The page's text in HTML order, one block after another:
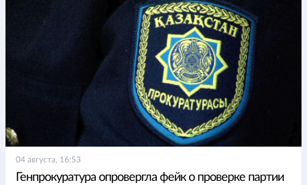
04 августа, 16:53
Генпрокуратура опровергла фейк о проверке партии